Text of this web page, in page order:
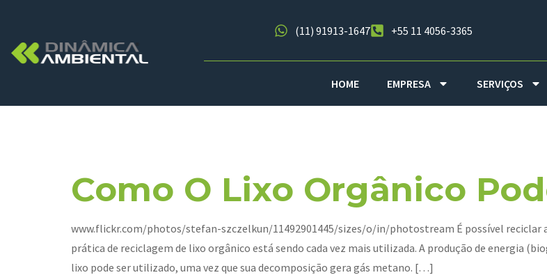
(11) 91913-1647 +55 11 4056-3365
HOME EMPRESA SERVIÇOS
Como O Lixo Orgânico
www.flickr.com/photos/stefan-szczelkun/11492901445/sizes/o/in/photostream É possível reciclar
prática de reciclagem de lixo orgânico está sendo cada vez mais utilizada. A produção de energia
lixo pode ser utilizado, uma vez que sua decomposição gera gás metano. […]